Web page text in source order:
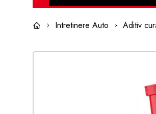
Intretinere Auto Aditiv